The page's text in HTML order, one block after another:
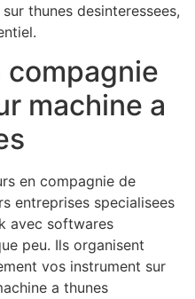
thunes desinteressees,
compagnie
machine a
en compagnie de
entreprises specialisees
avec softwares
peu. Ils organisent
vos instrument sur
a thunes